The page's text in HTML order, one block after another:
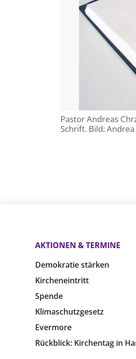
Pastor Andreas
Schrift. Bild:
AKTIONEN & TERMINE
Demokratie stärken
Kircheneintritt
Spende
Klimaschutzgesetz
Evermore
Rückblick: Kirchentag in